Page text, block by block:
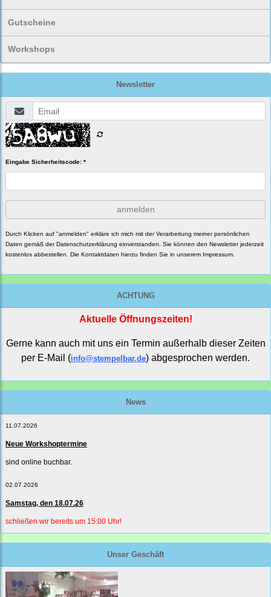
Gutscheine
Workshops
Newsletter
Eingabe Sicherheitscode: *
anmelden
Durch Klicken auf "anmelden" erkläre ich mich mit der Verarbeitung meiner persönlichen
Daten gemäß derDatenschutzerklärung einverstanden. Sie können den Newsletter jederzeit
kostenlos abbestellen. Die Kontaktdaten hierzu finden Sie in unserem Impressum.
ACHTUNG
Aktuelle Öffnungszeiten!
Gerne kann auch mit uns ein Termin außerhalb dieser Zeiten
per E-Mail (info@stempelbar.de) abgesprochen werden.
News
11.07.2026
Neue Workshoptermine
sind online buchbar.
02.07.2026
Samstag, den 18.07.26
schließen wir bereits um 15:00 Uhr!
Unser Geschäft